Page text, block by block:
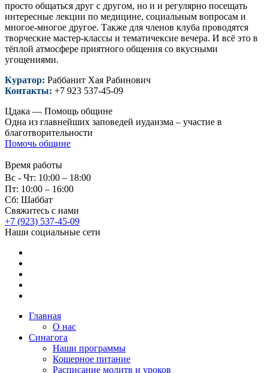
просто общаться друг с другом, но и и регулярно посещать
интересные лекции по медицине, социальным вопросам и
многое-многое другое. Также для членов клуба проводятся
творческие мастер-классы и тематичексие вечера. И всё это в
тёплой атмосфере приятного общения со вкусными
угощениями.
Куратор: Раббанит Хая Рабинович
Контакты: +7 923 537-45-09
Цдака — Помощь общине
Одна из главнейших заповедей иудаизма – участие в
благотворительности
Помочь общине
Время работы
Вс - Чт: 10:00 – 18:00
Пт: 10:00 – 16:00
Сб: Шаббат
Свяжитесь с нами
+7 (923) 537-45-09
Наши социальные сети
Главная
О нас
Синагога
Наши программы
Кошерное питание
Расписание молитв и уроков